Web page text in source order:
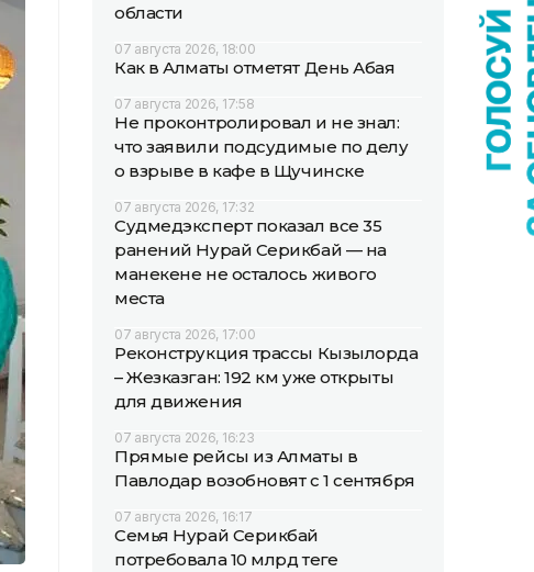
области
07 августа 2026, 18:00
Как в Алматы отметят День Абая
07 августа 2026, 17:58
Не проконтролировал и не знал:
что заявили подсудимые по делу
о взрыве в кафе в Щучинске
07 августа 2026, 17:32
Судмедэксперт показал все 35
ранений Нурай Серикбай — на
манекене не осталось живого
места
07 августа 2026, 17:00
Реконструкция трассы Кызылорда
– Жезказган: 192 км уже открыты
для движения
07 августа 2026, 16:23
Прямые рейсы из Алматы в
Павлодар возобновят с 1 сентября
07 августа 2026, 16:17
Семья Нурай Серикбай
потребовала 10 млрд теңге